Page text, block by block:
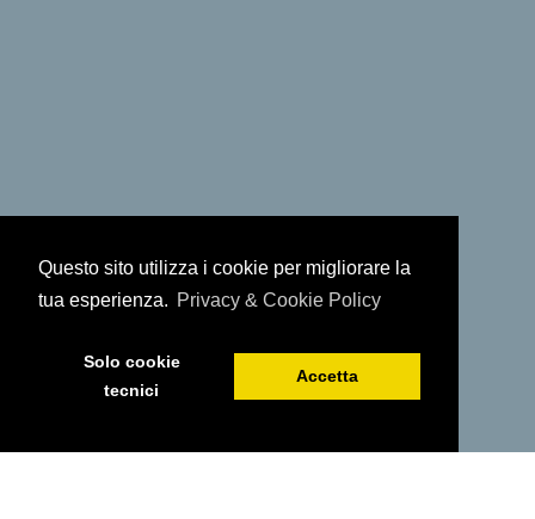
Questo sito utilizza i cookie per migliorare la
tua esperienza. Privacy & Cookie Policy
Solo cookie
tecnici
Accetta